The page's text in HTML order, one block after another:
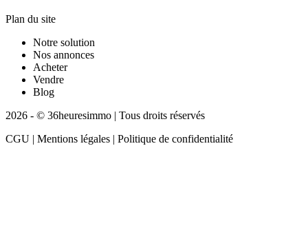
Plan du site
Notre solution
Nos annonces
Acheter
Vendre
Blog
2026 - © 36heuresimmo | Tous droits réservés
CGU | Mentions légales | Politique de confidentialité